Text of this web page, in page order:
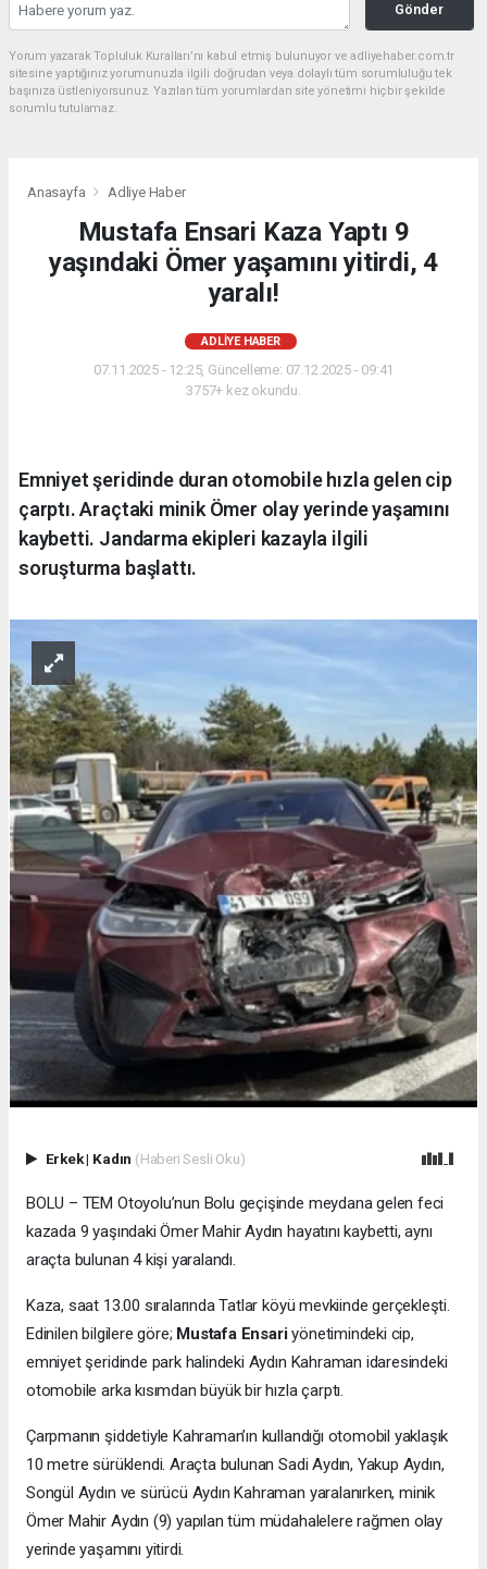
Gönder
Yorum yazarak Topluluk Kuralları’nı kabul etmiş bulunuyor ve adliyehaber.com.tr
sitesine yaptığınız yorumunuzla ilgili doğrudan veya dolaylı tüm sorumluluğu tek
başınıza üstleniyorsunuz. Yazılan tüm yorumlardan site yönetimi hiçbir şekilde
sorumlu tutulamaz.
Anasayfa Adliye Haber
Mustafa Ensari Kaza Yaptı 9
yaşındaki Ömer yaşamını yitirdi, 4
yaralı!
ADLIYE HABER
07.11.2025 - 12:25, Güncelleme: 07.12.2025 - 09:41
3757+ kez okundu.
Emniyet şeridinde duran otomobile hızla gelen cip
çarptı. Araçtaki minik Ömer olay yerinde yaşamını
kaybetti. Jandarma ekipleri kazayla ilgili
soruşturma başlattı.
Erkek| Kadın (Haberi Sesli Oku)
BOLU – TEM Otoyolu’nun Bolu geçişinde meydana gelen feci
kazada 9 yaşındaki Ömer Mahir Aydın hayatını kaybetti, aynı
araçta bulunan 4 kişi yaralandı.
Kaza, saat 13.00 sıralarında Tatlar köyü mevkiinde gerçekleşti.
Edinilen bilgilere göre; Mustafa Ensariyönetimindeki cip,
emniyet şeridinde park halindeki Aydın Kahraman idaresindeki
otomobile arka kısımdan büyük bir hızla çarptı.
Çarpmanın şiddetiyle Kahraman’ın kullandığı otomobil yaklaşık
10 metre sürüklendi. Araçta bulunan Sadi Aydın, Yakup Aydın,
Songül Aydın ve sürücü Aydın Kahraman yaralanırken, minik
Ömer Mahir Aydın (9) yapılan tüm müdahalelere rağmen olay
yerinde yaşamını yitirdi.